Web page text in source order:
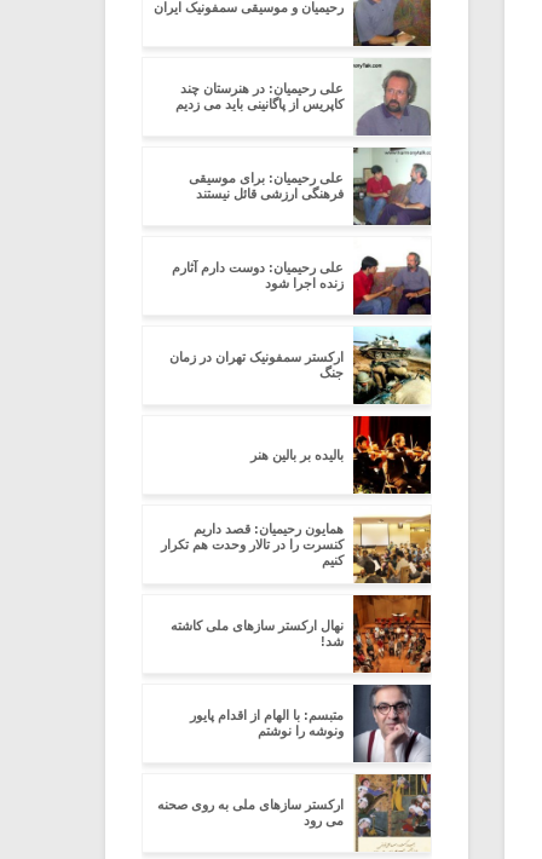
رحیمیان و موسیقی سمفونیک ایران
علی رحیمیان: در هنرستان چند
کاپریس از پاگانینی باید می زدیم
علی رحیمیان: برای موسیقی
فرهنگی ارزشی قائل نیستند
علی رحیمیان: دوست دارم آثارم
زنده اجرا شود
ارکستر سمفونیک تهران در زمان
جنگ
بالیده بر بالین هنر
همایون رحیمیان: قصد داریم
کنسرت را در تالار وحدت هم تکرار
کنیم
نهال ارکستر سازهای ملی کاشته
شد!
متبسم: با الهام از اقدام پایور
ونوشه را نوشتم
ارکستر سازهای ملی به روی صحنه
می رود